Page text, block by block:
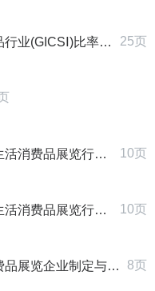
展、盈利、经营、偿债能力均值 25页
直播电商战略研究报告 10页
跨境出海战略研究报告 10页
施新质生产力战略研究报告 8页